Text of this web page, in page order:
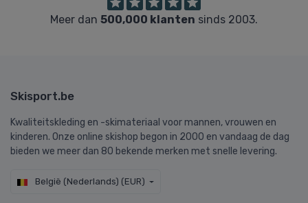
Meer dan 500,000 klanten sinds 2003.
Skisport.be
Kwaliteitskleding en -skimateriaal voor mannen, vrouwen en
kinderen. Onze online skishop begon in 2000 en vandaag de dag
bieden we meer dan 80 bekende merken met snelle levering.
België (Nederlands) (EUR)